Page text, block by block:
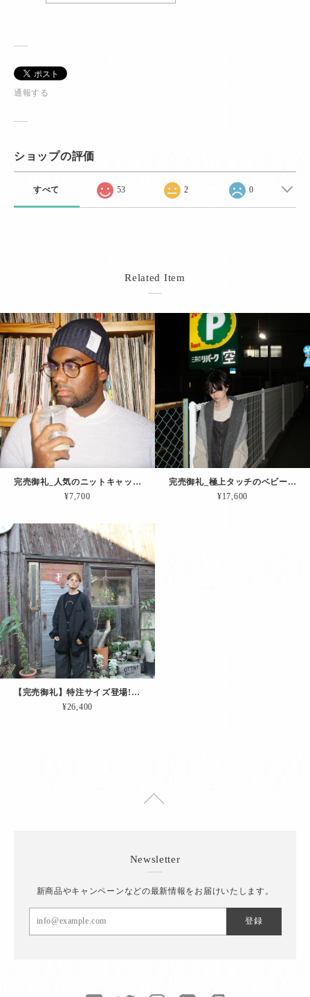
通報する
ショップの評価
すべて 53 2 0
Related Item
完売御礼_人気のニットキャップが目出し帽になって帰って来ました。その名も「Editorsマスク（チャコール）」
¥7,700
完売御礼_極上タッチのベビーアルパカを使った「ふっくらマフラー（グレー）」
¥17,600
【完売御礼】特注サイズ登場!! 肘当て＆ペンホルダー付きカーディガン「エディターズCD.（チャコール｜EXLサイズ）」
¥26,400
Newsletter
新商品やキャンペーンなどの最新情報をお届けいたします。
登録